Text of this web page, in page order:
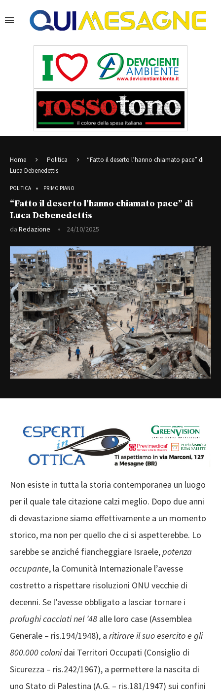
Home Politica
“Fatto il deserto l’hanno chiamato pace” di
Luca Debenedettis
POLITICA PRIMO PIANO
“Fatto il deserto l’hanno chiamato pace” di
Luca Debenedettis
da Redazione 24/10/2025
Non esiste in tutta la storia contemporanea un luogo
per il quale tale citazione calzi meglio. Dopo due anni
di devastazione siamo effettivamente a un momento
storico, ma non per quello che ci si aspetterebbe. Lo
sarebbe se anziché fiancheggiare Israele,potenza
occupante, la Comunità Internazionale l’avesse
costretto a rispettare risoluzioni ONU vecchie di
decenni. Se l’avesse obbligato a lasciar tornare i
profughi cacciati nel ’48 alle loro case (Assemblea
Generale – ris.194/1948), a ritirare il suo esercito e gli
800.000 colonidai Territori Occupati (Consiglio di
Sicurezza – ris.242/1967), a permettere la nascita di
uno Stato di Palestina (A.G. – ris.181/1947) sui confini